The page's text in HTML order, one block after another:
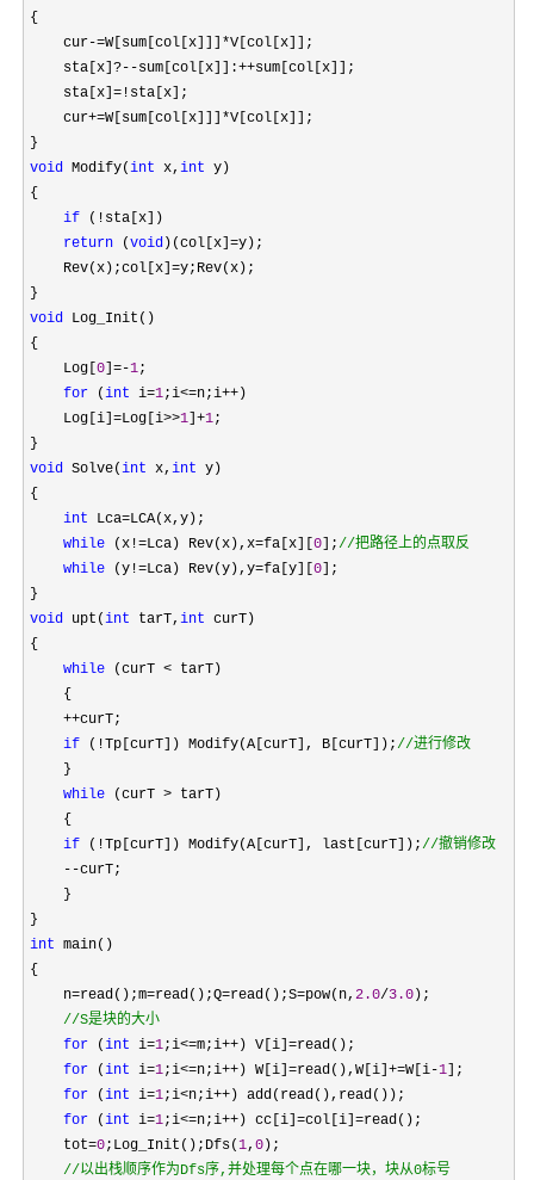
{
    cur
-=W[sum[col[x]]]*V[col[x]];
    sta[x]
?--sum[col[x]]:++sum[col[x]];
    sta[x]
=! sta[x];
    cur
+=W[sum[col[x]]]*V[col[x]];
void Modify(int x, int y)
{
if (! sta[x])
return (void )(col[x]=y);
    Rev(x);col[x]
=y;Rev(x);
void Log_Init()
{
    Log[
0 ]=-1;
for (int i=1;i<=n;i++ )
    Log[i]
=Log[i>>1 ]+1;
void Solve(int x, int y)
{
int Lca=LCA(x,y);
while (x!=Lca) Rev(x),x=fa[x][ 0 ];//把路径上的点取反
while (y!=Lca) Rev(y),y=fa[y][ 0 ];
void upt(int tarT, int curT)
{
while (curT < tarT)
    {
++curT;
if (!Tp[curT]) Modify(A[curT], B[curT]);//进行修改
    }
while (curT > tarT)
    {
if (!Tp[curT]) Modify(A[curT], last[curT]);//撤销修改
    --
curT;
    }
int main()
{
    n
=read();m=read();Q=read();S=pow(n, 2.0/3.0 );
//S是块的大小
for (int i=1;i<=m;i++) V[i]=read();
for (int i=1;i<=n;i++) W[i]=read(),W[i]+=W[i-1 ];
for (int i=1;i<n;i++ ) add(read(),read());
for (int i=1;i<=n;i++) cc[i]=col[i]=read();
    tot
=0;Log_Init();Dfs(1, 0 );
//以出栈顺序作为Dfs序,并处理每个点在哪一块，块从0标号